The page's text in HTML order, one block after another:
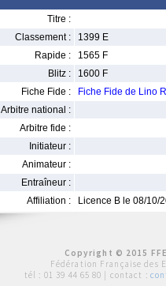
Titre :
Classement :
1399 E
Rapide :
1565 F
Blitz :
1600 F
Fiche Fide :
Fiche Fide de Lino
Arbitre national :
Arbitre fide :
Initiateur :
Animateur :
Entraîneur :
Affiliation :
Licence B le 08/10/
Copyright © 2015
Fédération Française des
tél : 01 39 44 65 80 | contact :